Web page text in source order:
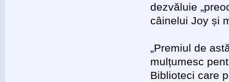
dezvăluie
câinelui Joy și
„Premiul de
mulțumesc
Biblioteci care